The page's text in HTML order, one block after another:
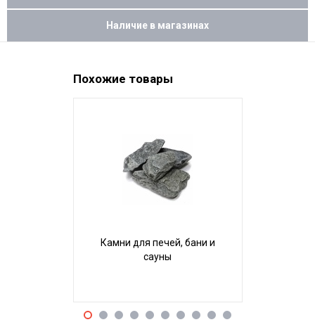
Наличие в магазинах
Похожие товары
Камни для печей, бани и
сауны